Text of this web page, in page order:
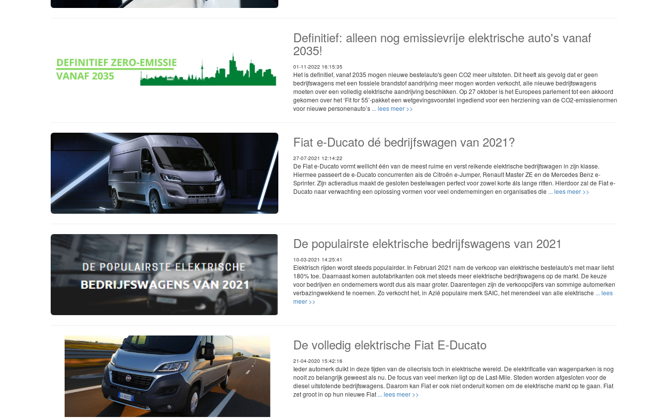
Definitief: alleen nog emissievrije elektrische auto's vanaf
2035!
01-11-2022 16:15:35
Het is definitief, vanaf 2035 mogen nieuwe bestelauto's geen CO2 meer uitstoten. Dit heeft als gevolg dat er geen
bedrijfswagens met een fossiele brandstof aandrijving meer mogen worden verkocht, alle nieuwe bedrijfswagens
moeten over een volledig elektrische aandrijving beschikken. Op 27 oktober is het Europees parlement tot een akkoord
gekomen over het ‘Fit for 55’-pakket een wetgevingsvoorstel ingediend voor een herziening van de CO2-emissienormen
voor nieuwe personenauto’s ... lees meer >>
Fiat e-Ducato dé bedrijfswagen van 2021?
27-07-2021 12:14:22
De Fiat e-Ducato vormt wellicht één van de meest ruime en verst reikende elektrische bedrijfswagen in zijn klasse.
Hiermee passeert de e-Ducato concurrenten als de Citroën e-Jumper, Renault Master ZE en de Mercedes Benz e-
Sprinter. Zijn actieradius maakt de gesloten bestelwagen perfect voor zowel korte áls lange ritten. Hierdoor zal de Fiat e-
Ducato naar verwachting een oplossing vormen voor veel ondernemingen en organisaties die ... lees meer >>
De populairste elektrische bedrijfswagens van 2021
10-03-2021 14:25:41
Elektrisch rijden wordt steeds populairder. In Februari 2021 nam de verkoop van elektrische bestelauto's met maar liefst
180% toe. Daarnaast komen autofabrikanten ook met steeds meer elektrische bedrijfswagens op de markt. De keuze
voor bedrijven en ondernemers wordt dus als maar groter. Daarentegen zijn de verkoopcijfers van sommige automerken
verbazingwekkend te noemen. Zo verkocht het, in Azië populaire merk SAIC, het merendeel van alle elektrische ... lees
meer >>
De volledig elektrische Fiat E-Ducato
21-04-2020 15:42:16
Ieder automerk duikt in deze tijden van de oliecrisis toch in elektrische wereld. De elektrificatie van wagenparken is nog
nooit zo belangrijk geweest als nu. De focus van veel merken ligt op de Last-Mile. Steden worden afgesloten voor de
diesel uitstotende bedrijfswagens. Daarom kan Fiat er ook niet onderuit komen om de elektrische markt op te gaan. Fiat
zet groot in op hun nieuwe Fiat ... lees meer >>